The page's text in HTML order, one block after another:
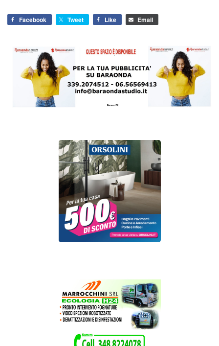
Facebook Tweet Like Email